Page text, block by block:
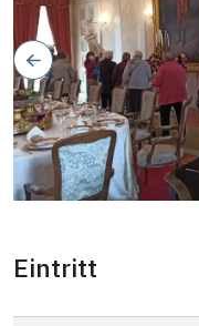
Eintritt